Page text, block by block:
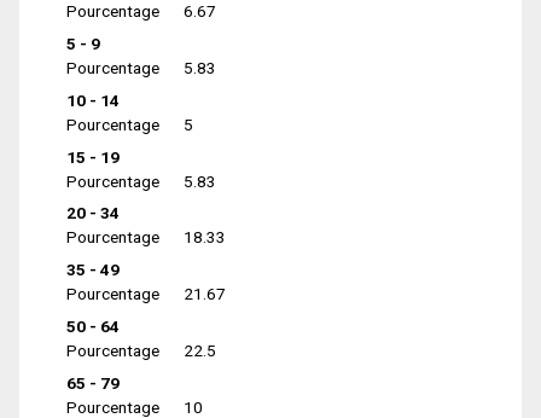
Pourcentage
6.67
5 - 9
Pourcentage
5.83
10 - 14
Pourcentage
5
15 - 19
Pourcentage
5.83
20 - 34
Pourcentage
18.33
35 - 49
Pourcentage
21.67
50 - 64
Pourcentage
22.5
65 - 79
Pourcentage
10